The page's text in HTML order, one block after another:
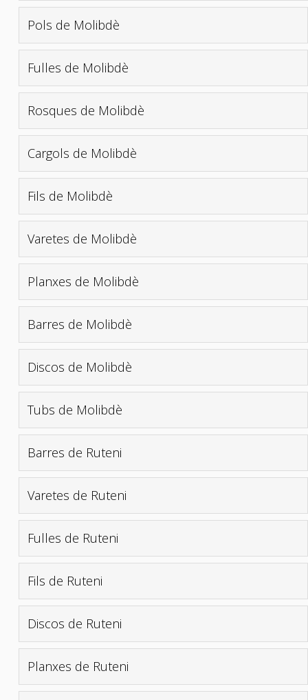
Pols de Molibdè
Fulles de Molibdè
Rosques de Molibdè
Cargols de Molibdè
Fils de Molibdè
Varetes de Molibdè
Planxes de Molibdè
Barres de Molibdè
Discos de Molibdè
Tubs de Molibdè
Barres de Ruteni
Varetes de Ruteni
Fulles de Ruteni
Fils de Ruteni
Discos de Ruteni
Planxes de Ruteni